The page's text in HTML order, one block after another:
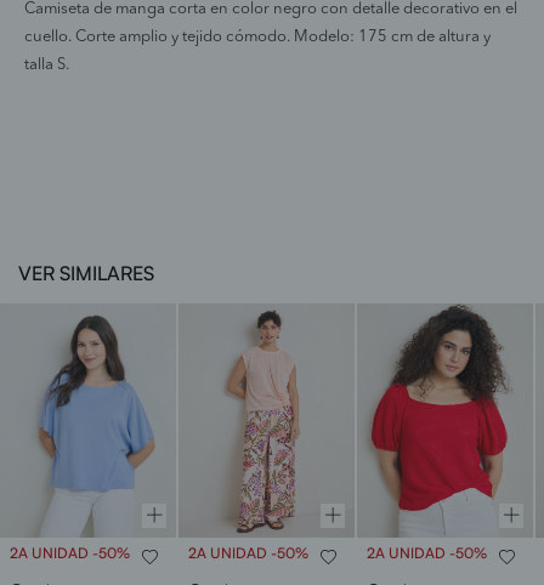
Camiseta de manga corta en color negro con detalle decorativo en el
cuello. Corte amplio y tejido cómodo. Modelo: 175 cm de altura y
talla S.
VER SIMILARES
2A UNIDAD -50% 2A UNIDAD -50% 2A UNIDAD -50%